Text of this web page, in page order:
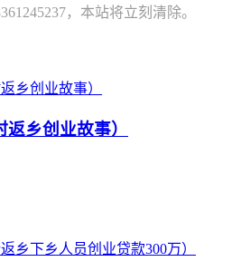
，本站将立刻清除。
乡创业故事）